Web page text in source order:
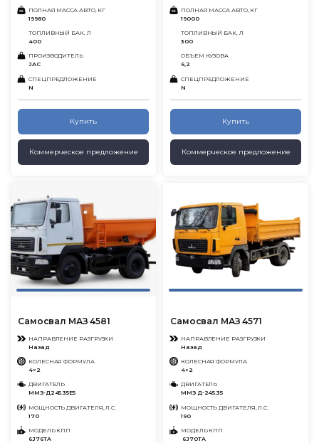
ПОЛНАЯ МАССА АВТО, КГ
19980
ТОПЛИВНЫЙ БАК, Л
400
ПРОИЗВОДИТЕЛЬ
JAC
СПЕЦПРЕДЛОЖЕНИЕ
N
Купить
Коммерческое предложение
ПОЛНАЯ МАССА АВТО, КГ
19000
ТОПЛИВНЫЙ БАК, Л
300
ОБЪЕМ КУЗОВА
6,2
СПЕЦПРЕДЛОЖЕНИЕ
N
Купить
Коммерческое предложение
Самосвал МАЗ 4581
НАПРАВЛЕНИЕ РАЗГРУЗКИ
Назад
КОЛЕСНАЯ ФОРМУЛА
4×2
ДВИГАТЕЛЬ
ММЗ-Д245.35Е5
МОЩНОСТЬ ДВИГАТЕЛЯ, Л.С.
170
МОДЕЛЬ КПП
6J76TA
Самосвал МАЗ 4571
НАПРАВЛЕНИЕ РАЗГРУЗКИ
Назад
КОЛЕСНАЯ ФОРМУЛА
4×2
ДВИГАТЕЛЬ
ММЗ Д-245.35
МОЩНОСТЬ ДВИГАТЕЛЯ, Л.С.
190
МОДЕЛЬ КПП
6J70TA